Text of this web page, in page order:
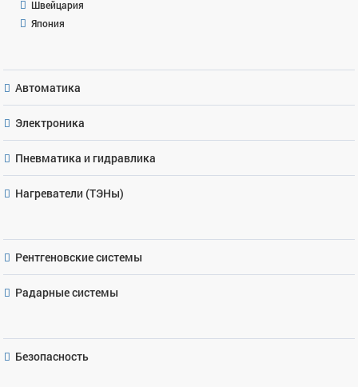
Швейцария
Япония
Автоматика
Электроника
Пневматика и гидравлика
Нагреватели (ТЭНы)
Рентгеновские системы
Радарные системы
Безопасность